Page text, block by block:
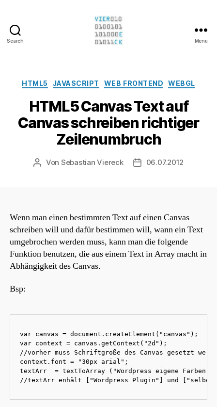
Search Menü
Kategorien
HTML5 JAVASCRIPT WEB FRONTEND WEBGL
HTML5 Canvas Text auf
Canvas schreiben richtiger
Zeilenumbruch
Beitragsautor
Von Sebastian Viereck Beitragsdatum
06.07.2012
Wenn man einen bestimmten Text auf einen Canvas
schreiben will und dafür bestimmen will, wann ein Text
umgebrochen werden muss, kann man die folgende
Funktion benutzen, die aus einem Text in Array macht in
Abhängigkeit des Canvas.
Bsp:
var canvas = document.createElement("canvas");
var context = canvas.getContext("2d");
//vorher muss Schriftgröße des Canvas gesetzt
context.font = "30px arial";
textArr  = textToArray ("Wordpress eigene Farben
//textArr enhält ["Wordpress Plugin"] und